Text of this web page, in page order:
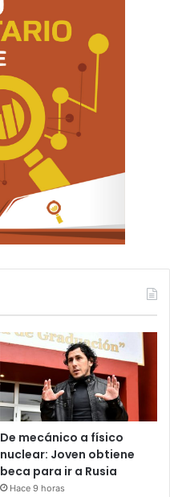
De mecánico a físico
nuclear: Joven obtiene
beca para ir a Rusia
Hace 9 horas